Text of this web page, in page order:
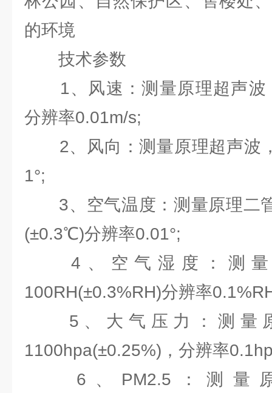
的环境
技术参数
1、风速：测量原理超声波
分辨率0.01m/s;
2、风向：测量原理超声波，
1°;
3、空气温度：测量原理二
(±0.3℃)分辨率0.01°;
4、空气湿度：测量
100RH(±0.3%RH)分辨率
5、大气压力：测量原
1100hpa(±0.25%)，分辨率
6、PM2.5：测量